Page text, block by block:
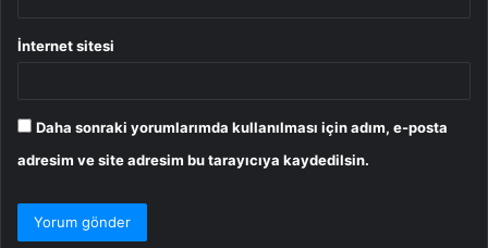
İnternet sitesi
Daha sonraki yorumlarımda kullanılması için adım, e-posta
adresim ve site adresim bu tarayıcıya kaydedilsin.